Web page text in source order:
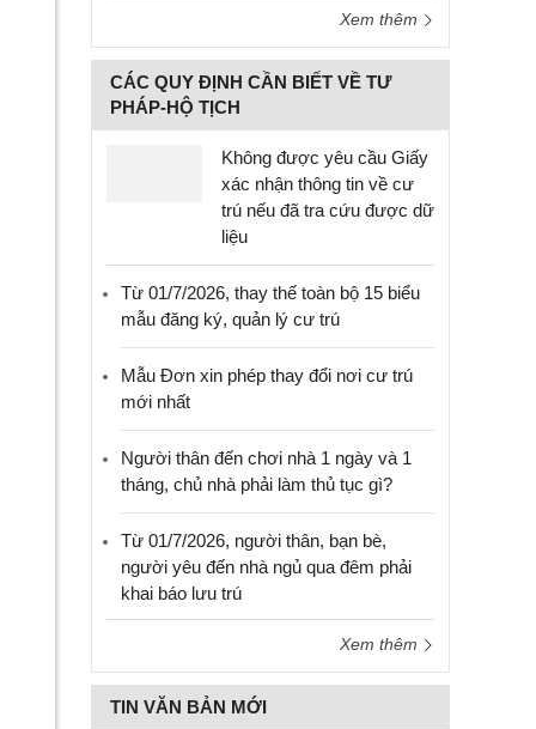
Xem thêm
CÁC QUY ĐỊNH CẦN BIẾT VỀ TƯ
PHÁP-HỘ TỊCH
Không được yêu cầu Giấy
xác nhận thông tin về cư
trú nếu đã tra cứu được dữ
liệu
Từ 01/7/2026, thay thế toàn bộ 15 biểu
mẫu đăng ký, quản lý cư trú
Mẫu Đơn xin phép thay đổi nơi cư trú
mới nhất
Người thân đến chơi nhà 1 ngày và 1
tháng, chủ nhà phải làm thủ tục gì?
Từ 01/7/2026, người thân, bạn bè,
người yêu đến nhà ngủ qua đêm phải
khai báo lưu trú
Xem thêm
TIN VĂN BẢN MỚI